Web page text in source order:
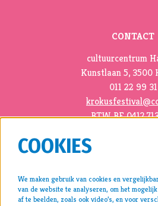
CONTACT
cultuurcentrum
Kunstlaan 5, 3500
011 22 99 31
BTW BE
pers >
COOKIES
We maken gebruik van cookies en
van de website te analyseren, om het
af te beelden, zoals ook video’s, en voor